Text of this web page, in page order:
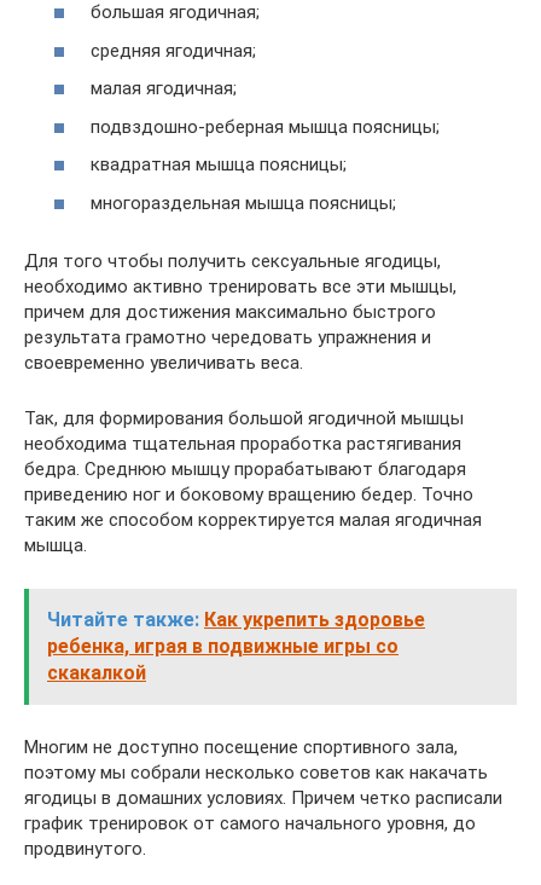
большая ягодичная;
средняя ягодичная;
малая ягодичная;
подвздошно-реберная мышца поясницы;
квадратная мышца поясницы;
многораздельная мышца поясницы;
Для того чтобы получить сексуальные ягодицы,
необходимо активно тренировать все эти мышцы,
причем для достижения максимально быстрого
результата грамотно чередовать упражнения и
своевременно увеличивать веса.
Так, для формирования большой ягодичной мышцы
необходима тщательная проработка растягивания
бедра. Среднюю мышцу прорабатывают благодаря
приведению ног и боковому вращению бедер. Точно
таким же способом корректируется малая ягодичная
мышца.
Читайте также: Как укрепить здоровье
ребенка, играя в подвижные игры со
скакалкой
Многим не доступно посещение спортивного зала,
поэтому мы собрали несколько советов как накачать
ягодицы в домашних условиях. Причем четко расписали
график тренировок от самого начального уровня, до
продвинутого.